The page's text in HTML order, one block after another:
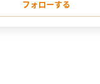
フォローする